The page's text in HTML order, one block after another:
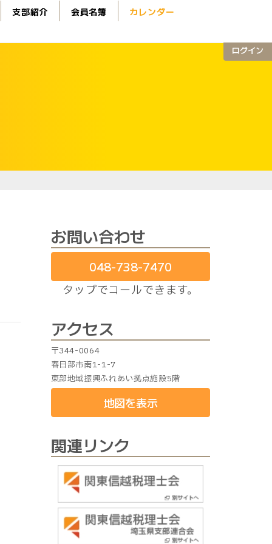
支部紹介 会員名簿 カレンダー
ログイン
お問い合わせ
048-738-7470
タップでコールできます。
アクセス
〒344-0064
春日部市南1-1-7
東部地域振興ふれあい拠点施設5階
地図を表示
関連リンク